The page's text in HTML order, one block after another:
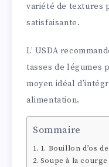
variété de textures
satisfaisante.
L’ USDA
tasses de légumes
moyen idéal
alimentation.
Sommaire
1. Bouillon d’os
Soupe à la